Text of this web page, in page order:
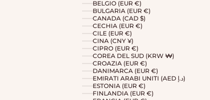
BELGIO (EUR €)
BULGARIA (EUR €)
CANADA (CAD $)
CECHIA (EUR €)
CILE (EUR €)
CINA (CNY ¥)
CIPRO (EUR €)
COREA DEL SUD (KRW ₩)
CROAZIA (EUR €)
DANIMARCA (EUR €)
EMIRATI ARABI UNITI (AED د.إ)
ESTONIA (EUR €)
FINLANDIA (EUR €)